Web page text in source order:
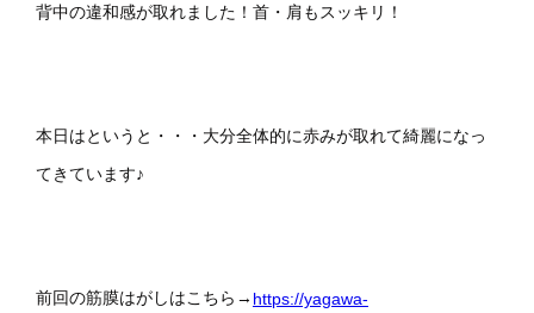
背中の違和感が取れました！首・肩もスッキリ！
本日はというと・・・大分全体的に赤みが取れて綺麗になっ
てきています♪
前回の筋膜はがしはこちら→ https://yagawa-